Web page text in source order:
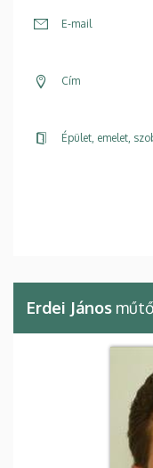
E-mail
Cím
Épület, emelet,
Erdei János